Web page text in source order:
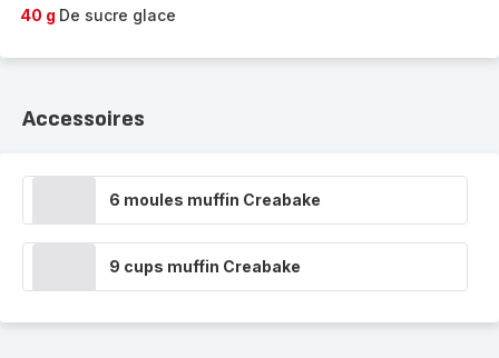
40 g De sucre glace
Accessoires
6 moules muffin Creabake
9 cups muffin Creabake